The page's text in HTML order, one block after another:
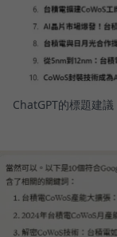
ChatGPT的標題建議